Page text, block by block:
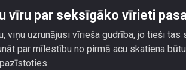
vīru par seksīgāko vīrieti
viņu uzrunājusi vīrieša gudrība, jo tieši
par mīlestību no pirmā acu skatiena